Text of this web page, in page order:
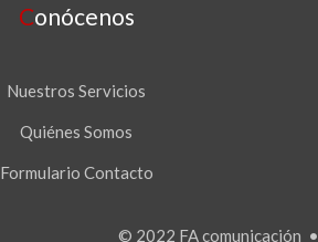
Conócenos
Nuestros Servicios
Quiénes Somos
Formulario Contacto
© 2022 FA comunicación •